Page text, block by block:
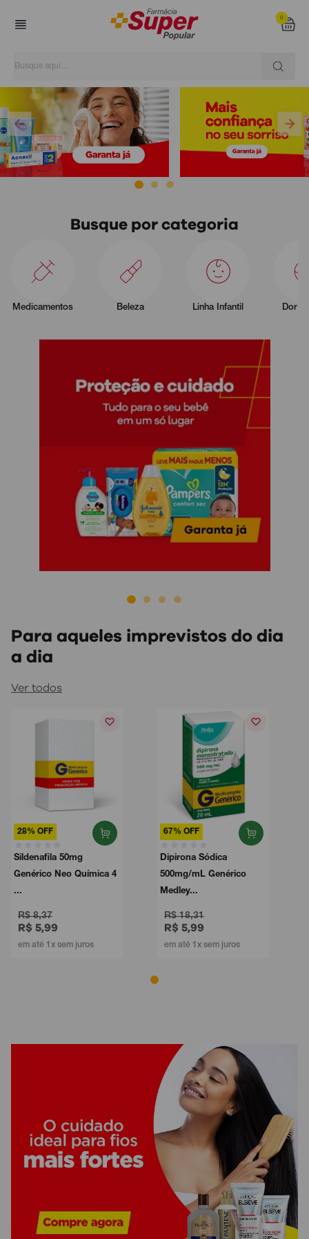
0
Super Popular
Busque por categoria
Medicamentos Beleza Linha Infantil Dor e
Para aqueles imprevistos do dia
a dia
Ver todos
28% OFF
Sildenafila 50mg
Genérico Neo Química 4
...
R$ 8,37
R$ 5,99
em até 1x sem juros
67% OFF
Dipirona Sódica
500mg/mL Genérico
Medley...
R$ 18,31
R$ 5,99
em até 1x sem juros